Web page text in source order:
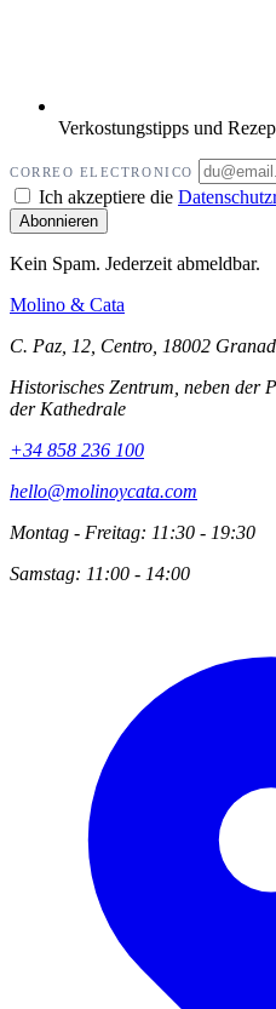
Verkostungstipps und
CORREO ELECTRONICO
Ich akzeptiere die
Kein Spam. Jederzeit abmeldbar.
Molino & Cata
C. Paz, 12, Centro, 18002
Historisches Zentrum, neben der
der Kathedrale
+34 858 236 100
hello@molinoycata.com
Montag - Freitag: 11:30 - 19:30
Samstag: 11:00 - 14:00